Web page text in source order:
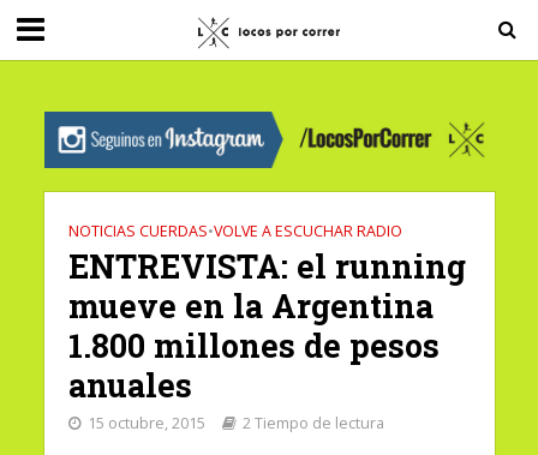
G-0X2PD3RFLV
NOTICIAS CUERDAS•VOLVE A ESCUCHAR RADIO
ENTREVISTA: el running
mueve en la Argentina
1.800 millones de pesos
anuales
15 octubre, 2015 2 Tiempo de lectura